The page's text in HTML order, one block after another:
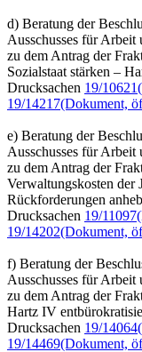
d) Beratung der
Ausschusses für Arbeit
zu dem Antrag der
Sozialstaat stärken –
Drucksachen 19/10621
19/14217(Dokument,
e) Beratung der
Ausschusses für Arbeit
zu dem Antrag der
Verwaltungskosten der
Rückforderungen
Drucksachen 19/11097
19/14202(Dokument,
f) Beratung der
Ausschusses für Arbeit
zu dem Antrag der
Hartz IV
Drucksachen 19/14064
19/14469(Dokument,